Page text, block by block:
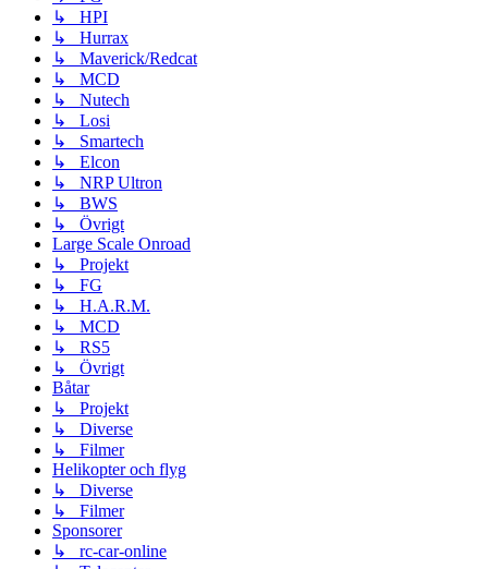
↳ HPI
↳ Hurrax
↳ Maverick/Redcat
↳ MCD
↳ Nutech
↳ Losi
↳ Smartech
↳ Elcon
↳ NRP Ultron
↳ BWS
↳ Övrigt
Large Scale Onroad
↳ Projekt
↳ FG
↳ H.A.R.M.
↳ MCD
↳ RS5
↳ Övrigt
Båtar
↳ Projekt
↳ Diverse
↳ Filmer
Helikopter och flyg
↳ Diverse
↳ Filmer
Sponsorer
↳ rc-car-online